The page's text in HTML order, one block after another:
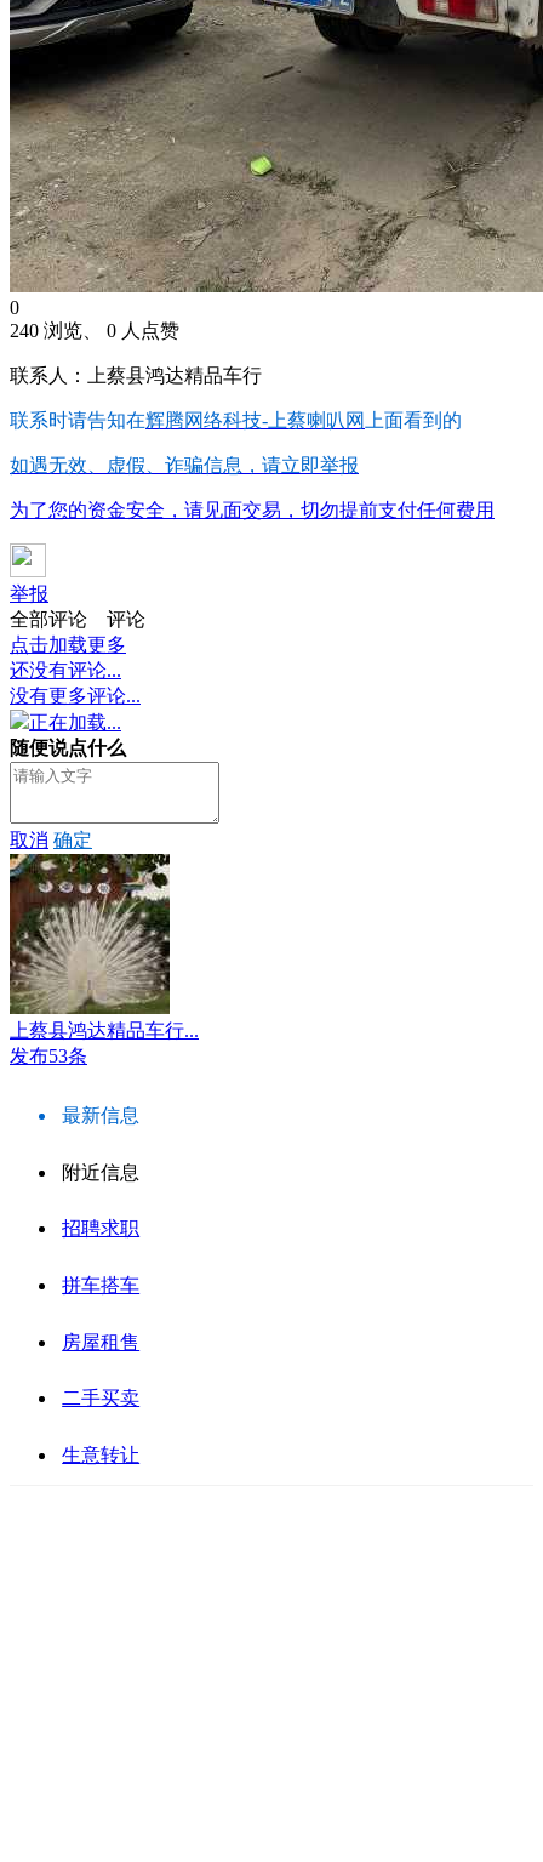
0
240 浏览、 0 人点赞
联系人：上蔡县鸿达精品车行
联系时请告知在辉腾网络科技-上蔡喇叭网 上面看到的
如遇无效、虚假、诈骗信息，请立即举报
为了您的资金安全，请见面交易，切勿提前支付任何费用
举报
全部评论
评论
点击加载更多
还没有评论...
没有更多评论...
正在加载...
随便说点什么
取消 确定
上蔡县鸿达精品车行...
发布53条
最新信息
附近信息
招聘求职
拼车搭车
房屋租售
二手买卖
生意转让